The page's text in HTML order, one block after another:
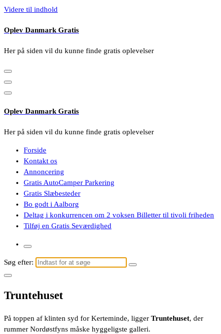
Videre til indhold
Oplev Danmark Gratis
Her på siden vil du kunne finde gratis oplevelser
Oplev Danmark Gratis
Her på siden vil du kunne finde gratis oplevelser
Forside
Kontakt os
Annoncering
Gratis AutoCamper Parkering
Gratis Slæbesteder
Bo godt i Aalborg
Deltag i konkurrencen om 2 voksen Billetter til tivoli friheden
Tilføj en Gratis Seværdighed
Søg efter:
Truntehuset
På toppen af klinten syd for Kerteminde, ligger Truntehuset, der
rummer Nordøstfyns måske hyggeligste galleri.